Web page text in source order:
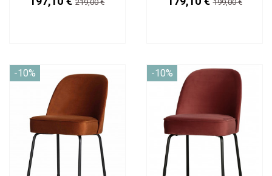
219,00 € 199,00 €
-10% -10%